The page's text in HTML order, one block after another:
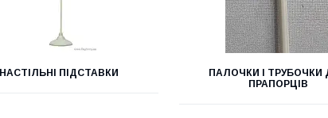
НАСТІЛЬНІ ПІДСТАВКИ
ПАЛОЧКИ І ТРУБОЧКИ
ПРАПОРЦІВ